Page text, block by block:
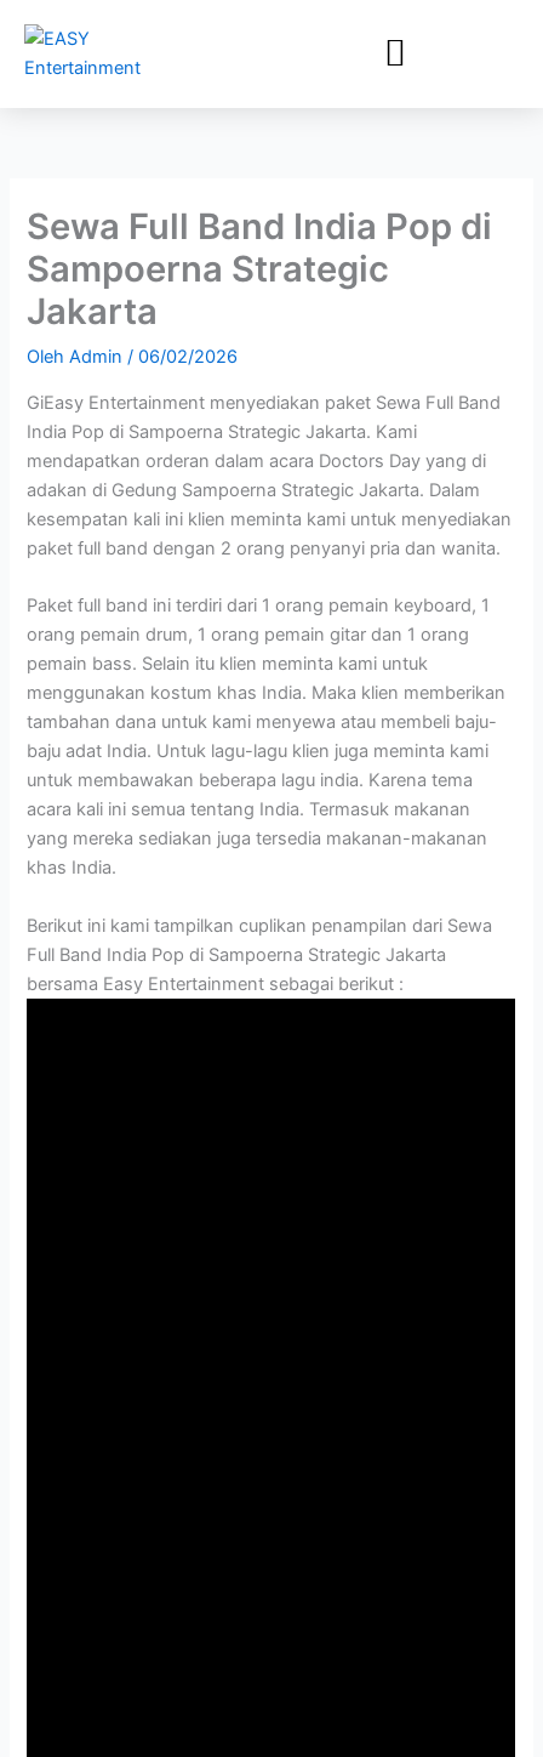
konten
Sewa Full Band India Pop di
Sampoerna Strategic
Jakarta
OlehAdmin/06/02/2026
GiEasy Entertainment menyediakan paket Sewa Full Band
India Pop di Sampoerna Strategic Jakarta. Kami
mendapatkan orderan dalam acara Doctors Day yang di
adakan di Gedung Sampoerna Strategic Jakarta. Dalam
kesempatan kali ini klien meminta kami untuk menyediakan
paket full band dengan 2 orang penyanyi pria dan wanita.
Paket full band ini terdiri dari 1 orang pemain keyboard, 1
orang pemain drum, 1 orang pemain gitar dan 1 orang
pemain bass. Selain itu klien meminta kami untuk
menggunakan kostum khas India. Maka klien memberikan
tambahan dana untuk kami menyewa atau membeli baju-
baju adat India. Untuk lagu-lagu klien juga meminta kami
untuk membawakan beberapa lagu india. Karena tema
acara kali ini semua tentang India. Termasuk makanan
yang mereka sediakan juga tersedia makanan-makanan
khas India.
Berikut ini kami tampilkan cuplikan penampilan dari Sewa
Full Band India Pop di Sampoerna Strategic Jakarta
bersama Easy Entertainment sebagai berikut :